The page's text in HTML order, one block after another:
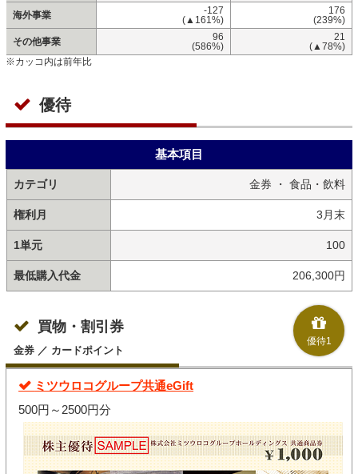
海外事業
-127
(▲161%)
176
(239%)
その他事業
96
(586%)
21
(▲78%)
※カッコ内は前年比
優待
基本項目
カテゴリ 金券 ・ 食品・飲料
権利月 3月末
1単元 100
最低購入代金 206,300円
優待1
買物・割引券
金券 ／ カードポイント
ミツウロコグループ共通eGift
500円～2500円分